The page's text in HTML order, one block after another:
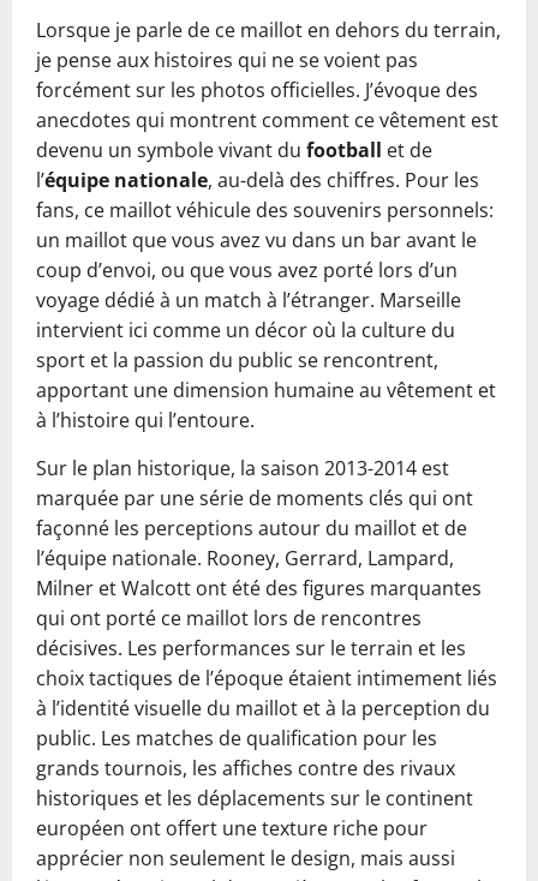
Lorsque je parle de ce maillot en dehors du terrain,
je pense aux histoires qui ne se voient pas
forcément sur les photos officielles. J’évoque des
anecdotes qui montrent comment ce vêtement est
devenu un symbole vivant du football et de
l’équipe nationale, au-delà des chiffres. Pour les
fans, ce maillot véhicule des souvenirs personnels:
un maillot que vous avez vu dans un bar avant le
coup d’envoi, ou que vous avez porté lors d’un
voyage dédié à un match à l’étranger. Marseille
intervient ici comme un décor où la culture du
sport et la passion du public se rencontrent,
apportant une dimension humaine au vêtement et
à l’histoire qui l’entoure.
Sur le plan historique, la saison 2013-2014 est
marquée par une série de moments clés qui ont
façonné les perceptions autour du maillot et de
l’équipe nationale. Rooney, Gerrard, Lampard,
Milner et Walcott ont été des figures marquantes
qui ont porté ce maillot lors de rencontres
décisives. Les performances sur le terrain et les
choix tactiques de l’époque étaient intimement liés
à l’identité visuelle du maillot et à la perception du
public. Les matches de qualification pour les
grands tournois, les affiches contre des rivaux
historiques et les déplacements sur le continent
européen ont offert une texture riche pour
apprécier non seulement le design, mais aussi